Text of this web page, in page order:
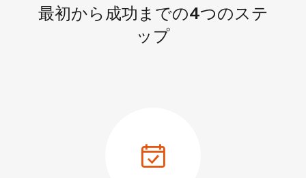
最初から成功までの4つのステ
ップ